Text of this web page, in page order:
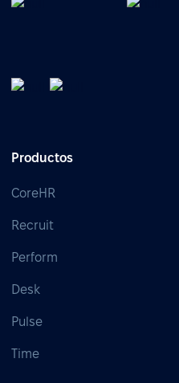
Productos
CoreHR
Recruit
Perform
Desk
Pulse
Time